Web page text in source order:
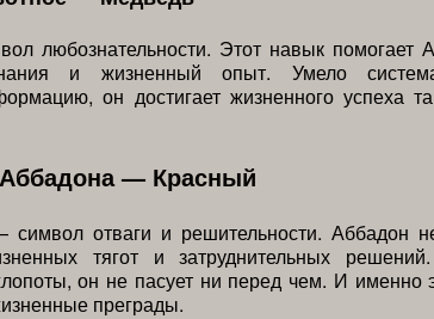
любознательности. Этот навык помогает
и жизненный опыт. Умело
он достигает жизненного успеха
— Красный
отваги и решительности. Аббадон
тягот и затруднительных
он не пасует ни перед чем. И именно
преграды.